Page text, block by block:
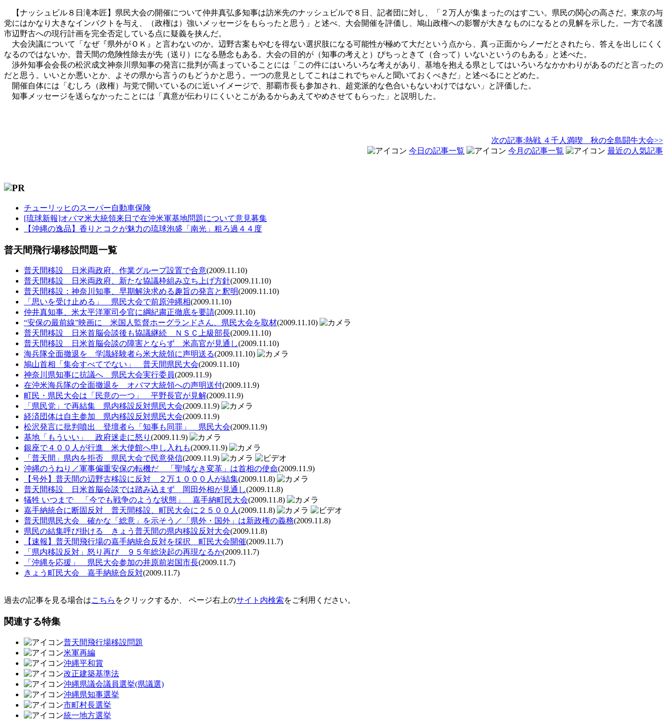
【ナッシュビル８日滝本匠】県民大会の開催について仲井真弘多知事は訪米先のナッシュビルで８日、記者団に対し、「２万人が集まったのはすごい。県民の関心の高さだ。東京の与
党にはかなり大きなインパクトを与え、（政権は）強いメッセージをもらったと思う」と述べ、大会開催を評価し、鳩山政権への影響が大きなものになるとの見解を示した。一方で名護
市辺野古への現行計画を完全否定している点に疑義を挟んだ。
大会決議について「なぜ『県外がＯＫ』と言わないのか。辺野古案もやむを得ない選択肢になる可能性が極めて大だという点から、真っ正面からノーだとされたら、答えを出しにくく
なるのではないか。普天間の危険性除去が先（送り）になる懸念もある。大会の目的が（知事の考えと）ぴちっときて（合って）いないというのもある」と述べた。
渉外知事会会長の松沢成文神奈川県知事の発言に批判が高まっていることには「この件にはいろいろな考えがあり、基地を抱える県としてはいろいろなかかわりがあるのだと言ったの
だと思う。いいとか悪いとか、よその県から言うのもどうかと思う。一つの意見としてこれはこれでちゃんと聞いておくべきだ」と述べるにとどめた。
開催自体には「むしろ（政権）与党で開いているのに近いイメージで、那覇市長も参加され、超党派的な色合いもないわけではない」と評価した。
知事メッセージを送らなかったことには「真意が伝わりにくいとこがあるからあえてやめさせてもらった」と説明した。
次の記事:熱戦 ４千人満喫 秋の全島闘牛大会>>
今日の記事一覧
今月の記事一覧 最近の人気記事
チューリッヒのスーパー自動車保険
[琉球新報]オバマ米大統領来日で在沖米軍基地問題について意見募集
【沖縄の逸品】香りとコクが魅力の琉球泡盛「南光」粗ろ過４４度
普天間飛行場移設問題一覧
普天間移設 日米両政府、作業グループ設置で合意(2009.11.10)
普天間移設 日米両政府、新たな協議枠組み立ち上げ方針(2009.11.10)
普天間移設：神奈川知事、早期解決求める趣旨の発言と釈明(2009.11.10)
「思いを受け止める」 県民大会で前原沖縄相(2009.11.10)
仲井真知事、米太平洋軍司令官に綱紀粛正徹底を要請(2009.11.10)
“安保の最前線”映画に 米国人監督ホーグランドさん、県民大会を取材(2009.11.10)
普天間移設 日米首脳会談後も協議継続 ＮＳＣ上級部長(2009.11.10)
普天間移設 日米首脳会談の障害とならず 米高官が見通し(2009.11.10)
海兵隊全面撤退を 学識経験者ら米大統領に声明送る(2009.11.10)
鳩山首相「集会すべてでない」 普天間県民大会(2009.11.10)
神奈川県知事に抗議へ 県民大会実行委員(2009.11.9)
在沖米海兵隊の全面撤退を オバマ大統領への声明送付(2009.11.9)
町民・県民大会は「民意の一つ」 平野長官が見解(2009.11.9)
「県民党」で再結集 県内移設反対県民大会(2009.11.9)
経済団体は自主参加 県内移設反対県民大会(2009.11.9)
松沢発言に批判噴出 登壇者ら「知事も同罪」 県民大会(2009.11.9)
基地「もういい」 政府迷走に怒り (2009.11.9)
銀座で４００人が行進 米大使館へ申し入れも(2009.11.9)
「普天間」県内を拒否 県民大会で民意発信(2009.11.9)
沖縄のうねり／軍事偏重安保の転機だ 「聖域なき変革」は首相の使命(2009.11.9)
【号外】普天間の辺野古移設に反対 ２万１０００人が結集(2009.11.8)
普天間移設 日米首脳会談では踏み込まず 岡田外相が見通し(2009.11.8)
犠牲 いつまで 「今でも戦争のような状態」 嘉手納町民大会(2009.11.8)
嘉手納統合に断固反対 普天間移設、町民大会に２５００人 (2009.11.8)
普天間県民大会 確かな「総意」を示そう／「県外・国外」は新政権の義務(2009.11.8)
県民の結集呼び掛ける きょう普天間の県内移設反対大会(2009.11.8)
【速報】普天間飛行場の嘉手納統合反対を採択 町民大会開催(2009.11.7)
「県内移設反対」怒り再び ９５年総決起の再現なるか(2009.11.7)
「沖縄を応援」 県民大会参加の井原前岩国市長(2009.11.7)
きょう町民大会 嘉手納統合反対(2009.11.7)
過去の記事を見る場合はこちら をクリックするか、 ページ右上のサイト内検索をご利用ください。
関連する特集
普天間飛行場移設問題
米軍再編
沖縄平和賞
改正建築基準法
沖縄県議会議員選挙(県議選)
沖縄県知事選挙
市町村長選挙
統一地方選挙